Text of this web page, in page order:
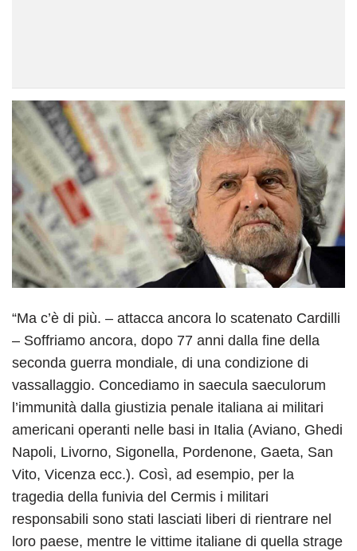
“Ma c’è di più. – attacca ancora lo scatenato Cardilli
– Soffriamo ancora, dopo 77 anni dalla fine della
seconda guerra mondiale, di una condizione di
vassallaggio. Concediamo in saecula saeculorum
l’immunità dalla giustizia penale italiana ai militari
americani operanti nelle basi in Italia (Aviano, Ghedi
Napoli, Livorno, Sigonella, Pordenone, Gaeta, San
Vito, Vicenza ecc.). Così, ad esempio, per la
tragedia della funivia del Cermis i militari
responsabili sono stati lasciati liberi di rientrare nel
loro paese, mentre le vittime italiane di quella strage